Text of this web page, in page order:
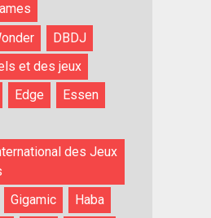
DBDJ
et des jeux
Edge
Essen
des Jeux
Gigamic
Haba